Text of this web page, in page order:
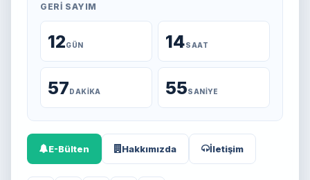
GERI SAYIM
12GÜN 14SAAT
57DAKIKA 55SANIYE
E-Bülten Hakkımızda İletişim